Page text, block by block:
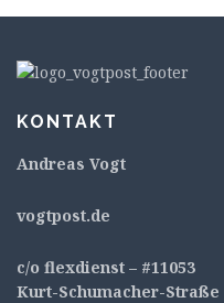
KONTAKT
Andreas Vogt
vogtpost.de
c/o flexdienst – #11053
Kurt-Schumacher-Straße